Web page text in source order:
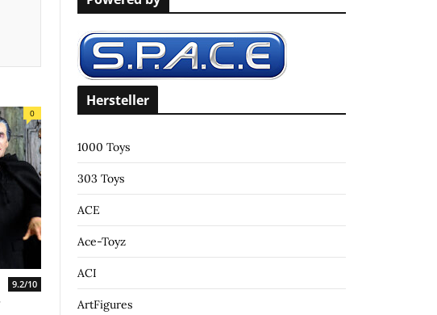
9.2/10
0
f
o
r
Hersteller
1000 Toys
303 Toys
ACE
Ace-Toyz
ACI
ArtFigures